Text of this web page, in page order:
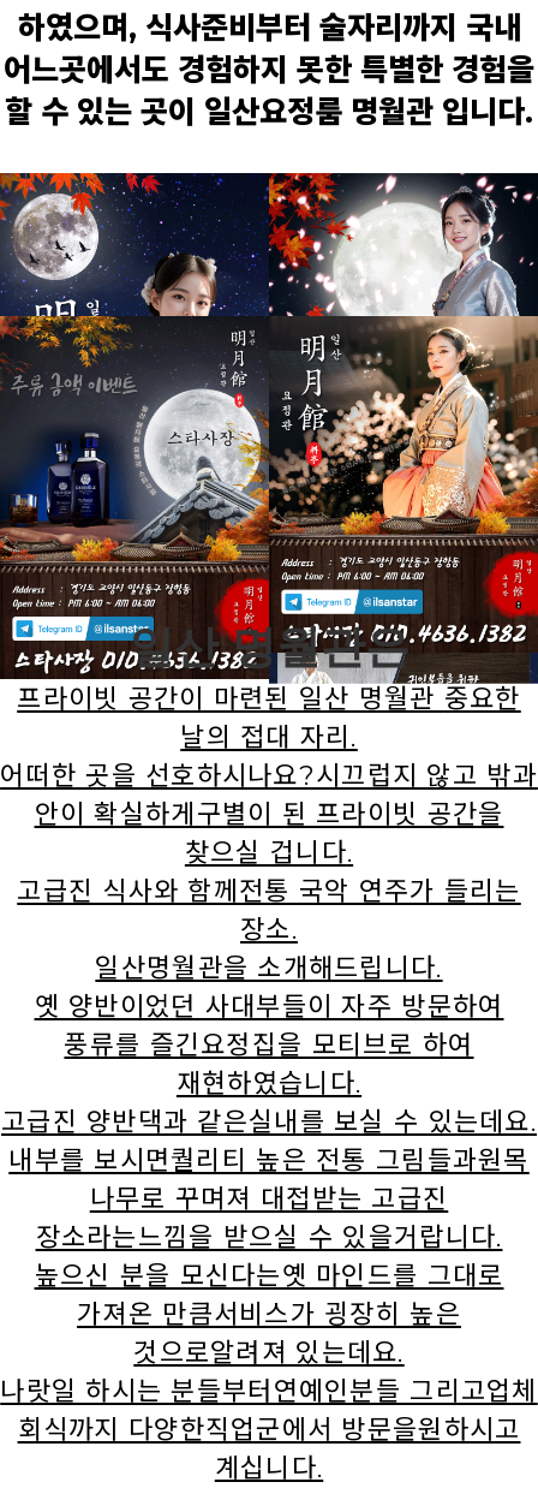
하였으며, 식사준비부터 술자리까지 국내
어느곳에서도 경험하지 못한 특별한 경험을
할 수 있는 곳이 일산요정룸 명월관 입니다.
일산 명월관은
프라이빗 공간이 마련된 일산 명월관 중요한
날의 접대 자리.
어떠한 곳을 선호하시나요?시끄럽지 않고 밖과
안이 확실하게구별이 된 프라이빗 공간을
찾으실 겁니다.
고급진 식사와 함께전통 국악 연주가 들리는
장소.
일산명월관을 소개해드립니다.
옛 양반이었던 사대부들이 자주 방문하여
풍류를 즐긴요정집을 모티브로 하여
재현하였습니다.
고급진 양반댁과 같은실내를 보실 수 있는데요.
내부를 보시면퀄리티 높은 전통 그림들과원목
나무로 꾸며져 대접받는 고급진
장소라는느낌을 받으실 수 있을거랍니다.
높으신 분을 모신다는옛 마인드를 그대로
가져온 만큼서비스가 굉장히 높은
것으로알려져 있는데요.
나랏일 하시는 분들부터연예인분들 그리고업체
회식까지 다양한직업군에서 방문을원하시고
계십니다.